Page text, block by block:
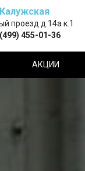
Калужская
проезд д.14а к.1
455-01-36
АКЦИИ